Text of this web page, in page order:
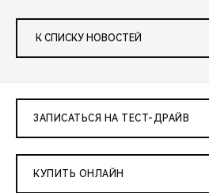
К СПИСКУ НОВОСТЕЙ
ЗАПИСАТЬСЯ НА ТЕСТ-ДРАЙВ
КУПИТЬ ОНЛАЙН